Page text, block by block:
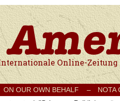
Onlinezeitung für Frieden,
ON OUR OWN BEHALF –
NOTA